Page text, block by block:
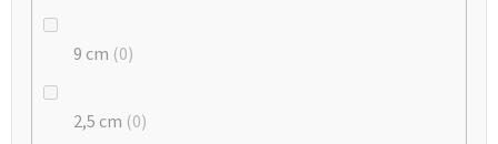
9 cm 0
2,5 cm 0